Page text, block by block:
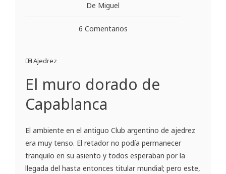
De Miguel
6 Comentarios
Ajedrez
El muro dorado de
Capablanca
El ambiente en el antiguo Club argentino de ajedrez
era muy tenso. El retador no podía permanecer
tranquilo en su asiento y todos esperaban por la
llegada del hasta entonces titular mundial; pero este,